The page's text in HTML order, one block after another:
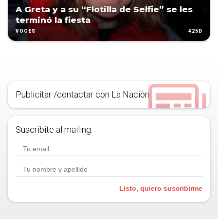
A Greta y a su “Flotilla de Selfie” se les
terminó la fiesta
VOCES 425D
Publicitar /contactar con La Nación
Suscribite al mailing.
Listo, quiero suscribirme